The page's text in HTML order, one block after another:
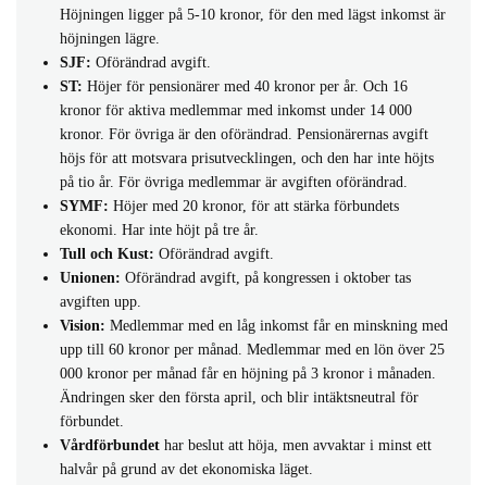
Höjningen ligger på 5-10 kronor, för den med lägst inkomst är
höjningen lägre.
SJF: Oförändrad avgift.
ST: Höjer för pensionärer med 40 kronor per år. Och 16
kronor för aktiva medlemmar med inkomst under 14 000
kronor. För övriga är den oförändrad. Pensionärernas avgift
höjs för att motsvara prisutvecklingen, och den har inte höjts
på tio år. För övriga medlemmar är avgiften oförändrad.
SYMF: Höjer med 20 kronor, för att stärka förbundets
ekonomi. Har inte höjt på tre år.
Tull och Kust: Oförändrad avgift.
Unionen: Oförändrad avgift, på kongressen i oktober tas
avgiften upp.
Vision: Medlemmar med en låg inkomst får en minskning med
upp till 60 kronor per månad. Medlemmar med en lön över 25
000 kronor per månad får en höjning på 3 kronor i månaden.
Ändringen sker den första april, och blir intäktsneutral för
förbundet.
Vårdförbundet har beslut att höja, men avvaktar i minst ett
halvår på grund av det ekonomiska läget.